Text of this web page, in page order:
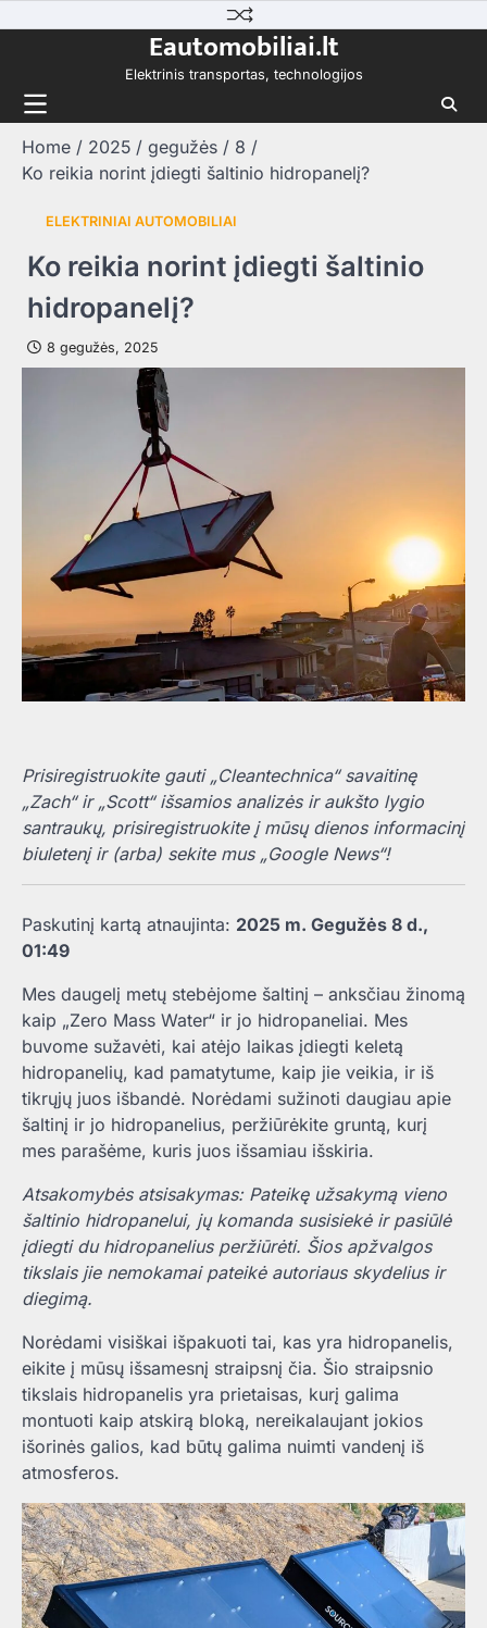
Eautomobiliai.lt
Elektrinis transportas, technologijos
Home 2025 gegužės
8
Ko reikia norint įdiegti šaltinio hidropanelį?
ELEKTRINIAI AUTOMOBILIAI
Ko reikia norint įdiegti šaltinio
hidropanelį?
8 gegužės, 2025
Prisiregistruokite gauti „Cleantechnica“ savaitinę
„Zach“ ir „Scott“ išsamios analizės ir aukšto lygio
santraukų, prisiregistruokite į mūsų dienos informacinį
biuletenį ir (arba) sekite mus „Google News“!
Paskutinį kartą atnaujinta: 2025 m. Gegužės 8 d.,
01:49
Mes daugelį metų stebėjome šaltinį – anksčiau žinomą
kaip „Zero Mass Water“ ir jo hidropaneliai. Mes
buvome sužavėti, kai atėjo laikas įdiegti keletą
hidropanelių, kad pamatytume, kaip jie veikia, ir iš
tikrųjų juos išbandė. Norėdami sužinoti daugiau apie
šaltinį ir jo hidropanelius, peržiūrėkite gruntą, kurį
mes parašėme, kuris juos išsamiau išskiria.
Atsakomybės atsisakymas: Pateikę užsakymą vieno
šaltinio hidropanelui, jų komanda susisiekė ir pasiūlė
įdiegti du hidropanelius peržiūrėti. Šios apžvalgos
tikslais jie nemokamai pateikė autoriaus skydelius ir
diegimą.
Norėdami visiškai išpakuoti tai, kas yra hidropanelis,
eikite į mūsų išsamesnį straipsnį čia. Šio straipsnio
tikslais hidropanelis yra prietaisas, kurį galima
montuoti kaip atskirą bloką, nereikalaujant jokios
išorinės galios, kad būtų galima nuimti vandenį iš
atmosferos.